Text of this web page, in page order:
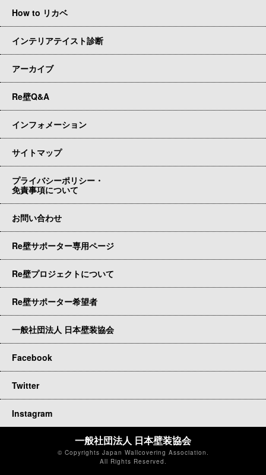
How to リカベ
インテリアテイスト診断
アーカイブ
Re壁Q&A
インフォメーション
サイトマップ
プライバシーポリシー・
免責事項について
お問い合わせ
Re壁サポーター専用ページ
Re壁プロジェクトについて
Re壁サポーター希望者
一般社団法人 日本壁装協会
Facebook
Twitter
Instagram
一般社団法人 日本壁装協会
© Copyrights Japan Wallcovering Association.
All Rights Reserved.